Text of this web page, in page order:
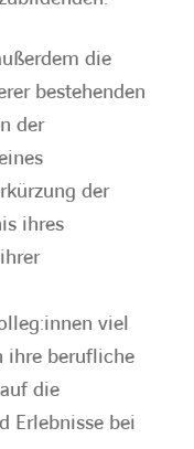
die
bestehenden
der
der
ihres
viel
ihre berufliche
die
Erlebnisse bei